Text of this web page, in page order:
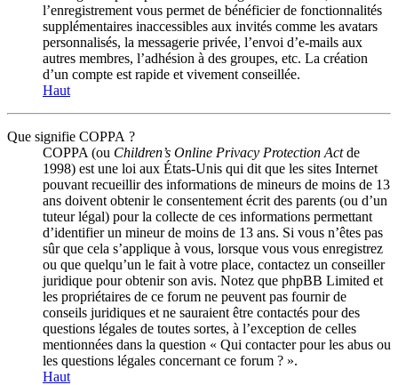
l’enregistrement vous permet de bénéficier de fonctionnalités
supplémentaires inaccessibles aux invités comme les avatars
personnalisés, la messagerie privée, l’envoi d’e-mails aux
autres membres, l’adhésion à des groupes, etc. La création
d’un compte est rapide et vivement conseillée.
Haut
Que signifie COPPA ?
COPPA (ou Children’s Online Privacy Protection Actde
1998) est une loi aux États-Unis qui dit que les sites Internet
pouvant recueillir des informations de mineurs de moins de 13
ans doivent obtenir le consentement écrit des parents (ou d’un
tuteur légal) pour la collecte de ces informations permettant
d’identifier un mineur de moins de 13 ans. Si vous n’êtes pas
sûr que cela s’applique à vous, lorsque vous vous enregistrez
ou que quelqu’un le fait à votre place, contactez un conseiller
juridique pour obtenir son avis. Notez que phpBB Limited et
les propriétaires de ce forum ne peuvent pas fournir de
conseils juridiques et ne sauraient être contactés pour des
questions légales de toutes sortes, à l’exception de celles
mentionnées dans la question « Qui contacter pour les abus ou
les questions légales concernant ce forum ? ».
Haut